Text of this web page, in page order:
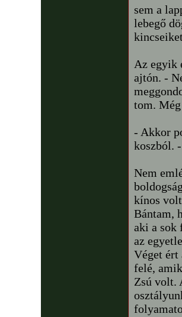
sem a
lebegő
Az egyik
ajtón. -
tom.
- Akkor
koszból.
Nem
kínos
Bántam,
aki a sok
az
Véget ért
felé,
Zsú volt.